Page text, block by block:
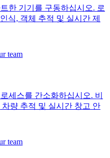
한 기기를 구동하십시오. 로
식, 객체 추적 및 실시간 제
세스를 간소화하십시오. 비
량 추적 및 실시간 창고 안